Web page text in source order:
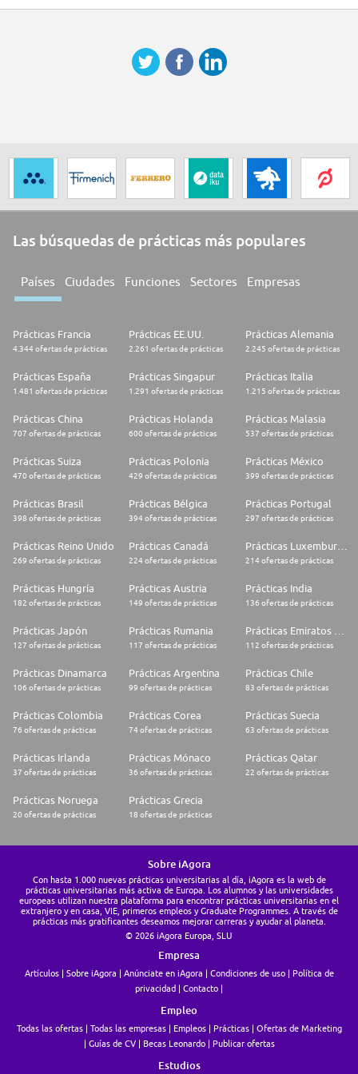
Las búsquedas de prácticas más populares
Países Ciudades Funciones Sectores Empresas
Prácticas Francia
4.344 ofertas de prácticas
Prácticas EE.UU.
2.261 ofertas de prácticas
Prácticas Alemania
2.245 ofertas de prácticas
Prácticas España
1.481 ofertas de prácticas
Prácticas Singapur
1.291 ofertas de prácticas
Prácticas Italia
1.215 ofertas de prácticas
Prácticas China
707 ofertas de prácticas
Prácticas Holanda
600 ofertas de prácticas
Prácticas Malasia
537 ofertas de prácticas
Prácticas Suiza
470 ofertas de prácticas
Prácticas Polonia
429 ofertas de prácticas
Prácticas México
399 ofertas de prácticas
Prácticas Brasil
398 ofertas de prácticas
Prácticas Bélgica
394 ofertas de prácticas
Prácticas Portugal
297 ofertas de prácticas
Prácticas Reino Unido
269 ofertas de prácticas
Prácticas Canadá
224 ofertas de prácticas
Prácticas Luxemburgo
214 ofertas de prácticas
Prácticas Hungría
182 ofertas de prácticas
Prácticas Austria
149 ofertas de prácticas
Prácticas India
136 ofertas de prácticas
Prácticas Japón
127 ofertas de prácticas
Prácticas Rumania
117 ofertas de prácticas 112 ofertas de prácticas
Prácticas Dinamarca
106 ofertas de prácticas
Prácticas Argentina
99 ofertas de prácticas
Prácticas Chile
83 ofertas de prácticas
Prácticas Colombia
76 ofertas de prácticas
Prácticas Corea
74 ofertas de prácticas
Prácticas Suecia
63 ofertas de prácticas
Prácticas Irlanda
37 ofertas de prácticas
Prácticas Mónaco
36 ofertas de prácticas
Prácticas Qatar
22 ofertas de prácticas
Prácticas Noruega
20 ofertas de prácticas
Prácticas Grecia
18 ofertas de prácticas
Sobre iAgora
Con hasta 1.000 nuevas prácticas universitarias al día, iAgora es la web de
prácticas universitarias más activa de Europa. Los alumnos y las universidades
europeas utilizan nuestra plataforma para encontrar prácticas universitarias en el
extranjero y en casa, VIE, primeros empleos y Graduate Programmes. A través de
prácticas más gratificantes deseamos mejorar carreras y ayudar al planeta.
© 2026 iAgora Europa, SLU
Empresa
Artículos Sobre iAgora Anúnciate en iAgora Condiciones de uso
Política de
privacidad
Contacto
Empleo
Todas las ofertas Todas las empresas Empleos Prácticas
Ofertas de Marketing
Guías de CV
Becas Leonardo Publicar ofertas
Estudios